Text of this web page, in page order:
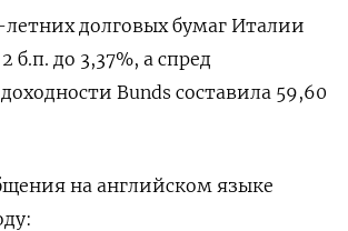
летних долговых бумаг Италии
б.п. до ​3,⁠37%, а спред
Bunds ‌составила 59,60
на английском ​языке